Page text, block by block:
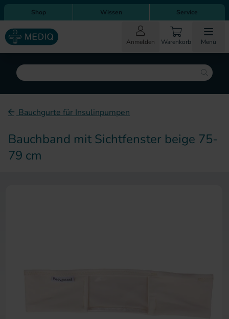
Direkt zum Inhalt
Direkt zur Hauptnavigation
Shop Wissen Service
Anmelden Warenkorb Menü
Suche
Bauchgurte für Insulinpumpen
Bauchband mit Sichtfenster beige 75-
79 cm